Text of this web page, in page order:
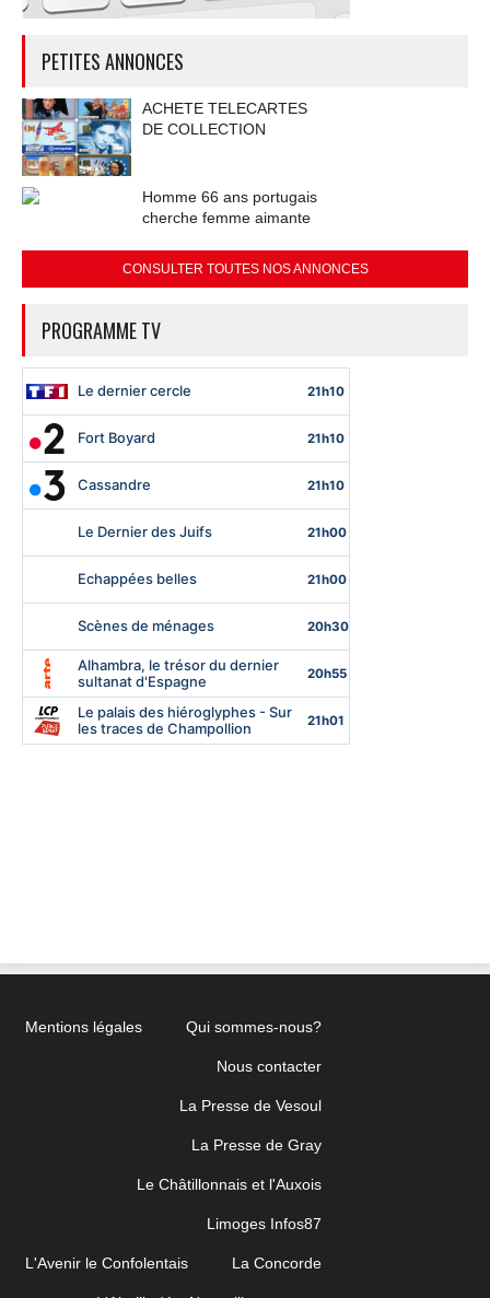
PETITES ANNONCES
ACHETE TELECARTES
DE COLLECTION
Homme 66 ans portugais
cherche femme aimante
CONSULTER TOUTES NOS ANNONCES
PROGRAMME TV
Mentions légales Qui sommes-nous?
Nous contacter
La Presse de Vesoul
La Presse de Gray
Le Châtillonnais et l'Auxois
Limoges Infos87
L'Avenir le Confolentais La Concorde